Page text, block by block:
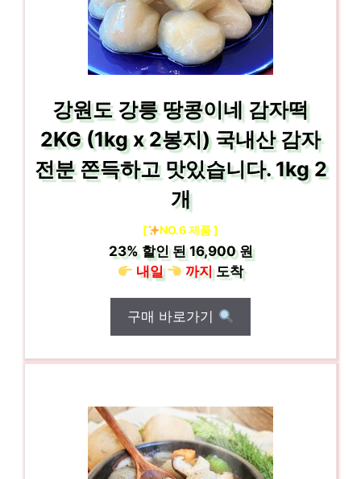
강원도 강릉 땅콩이네 감자떡
2KG (1kg x 2봉지) 국내산 감자
전분 쫀득하고 맛있습니다. 1kg 2
개
[ NO.6 제품 ]
23%할인 된16,900 원
내일
까지도착
구매 바로가기